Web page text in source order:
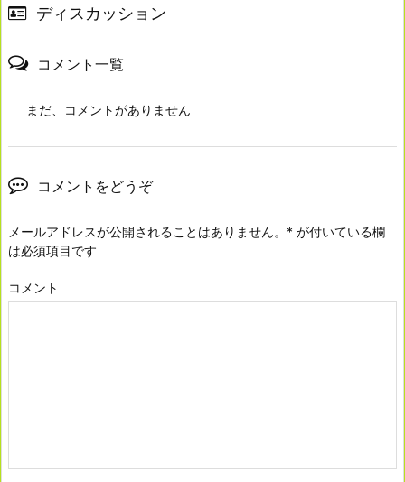
ディスカッション
コメント一覧
まだ、コメントがありません
コメントをどうぞ
メールアドレスが公開されることはありません。 * が付いている欄
は必須項目です
コメント